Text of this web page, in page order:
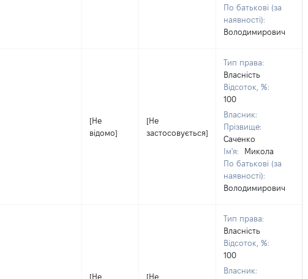
По батькові (за
наявності):
Володимирович
[Не
відомо]
[Не
застосовується]
Тип права:
Власність
Відсоток, %:
100
Власник:
Прізвище:
Саченко
Ім'я:
Микола
По батькові (за
наявності):
Володимирович
[Не [Не
Тип права:
Власність
Відсоток, %:
100
Власник: